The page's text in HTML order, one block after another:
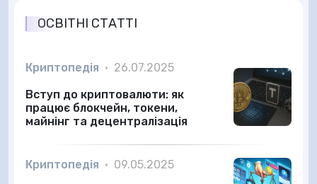
ОСВІТНІ СТАТТІ
Криптопедія • 26.07.2025
Вступ до криптовалюти: як
працює блокчейн, токени,
майнінг та децентралізація
Криптопедія • 09.05.2025